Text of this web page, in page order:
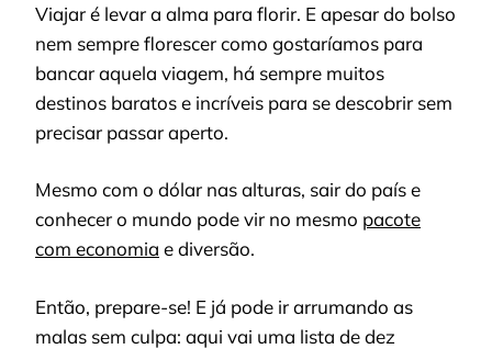
Viajar é levar a alma para florir. E apesar do bolso
nem sempre florescer como gostaríamos para
bancar aquela viagem, há sempre muitos
destinos baratos e incríveis para se descobrir sem
precisar passar aperto.
Mesmo com o dólar nas alturas, sair do país e
conhecer o mundo pode vir no mesmo pacote
com economia e diversão.
Então, prepare-se! E já pode ir arrumando as
malas sem culpa: aqui vai uma lista de dez